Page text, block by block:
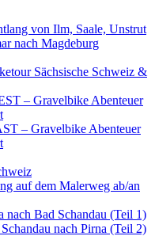
von Ilm, Saale, Unstrut
nach Magdeburg
Sächsische Schweiz &
– Gravelbike Abenteuer
– Gravelbike Abenteuer
auf dem Malerweg ab/an
nach Bad Schandau (Teil 1)
nach Pirna (Teil 2)